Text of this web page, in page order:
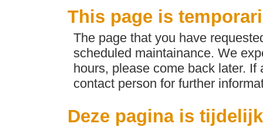
This page is
The page that you have
scheduled maintainance. We
hours, please come back later.
contact person for further
Deze pagina is